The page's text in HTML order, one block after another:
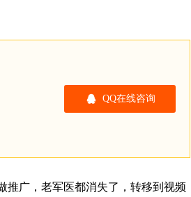
QQ在线咨询
推广，老军医都消失了，转移到视频